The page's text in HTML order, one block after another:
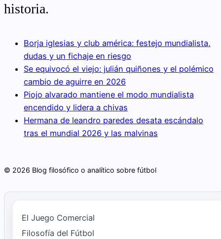
historia.
Borja iglesias y club américa: festejo mundialista,
dudas y un fichaje en riesgo
Se equivocó el viejo: julián quiñones y el polémico
cambio de aguirre en 2026
Piojo alvarado mantiene el modo mundialista
encendido y lidera a chivas
Hermana de leandro paredes desata escándalo
tras el mundial 2026 y las malvinas
© 2026 Blog filosófico o analítico sobre fútbol
El Juego Comercial
Filosofía del Fútbol